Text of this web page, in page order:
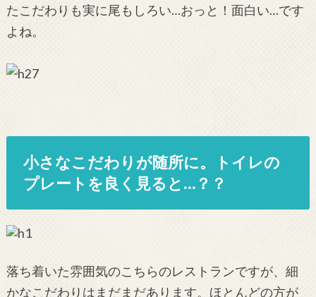
たこだわりも実に尾もしろい…おっと！面白い…です
よね。
小さなこだわりが随所に。トイレの
プレートを良く見ると…？？
落ち着いた雰囲気のこちらのレストランですが、細
かなこだわりはまだまだあります。ほとんどの方が